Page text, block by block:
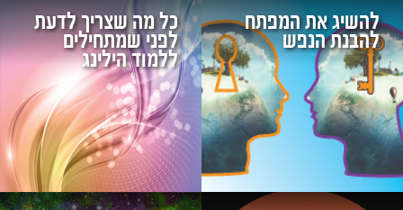
להשיג את המפתח
להבנת הנפש
כל מה שצריך לדעת
לפני שמתחילים
ללמוד הילינג